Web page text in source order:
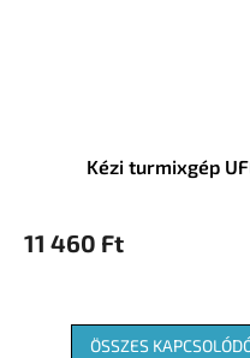
Kézi turmixgép
11 460 Ft
ÖSSZES